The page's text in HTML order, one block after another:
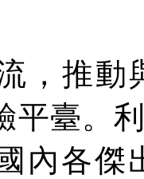
，推
平臺。
內各傑